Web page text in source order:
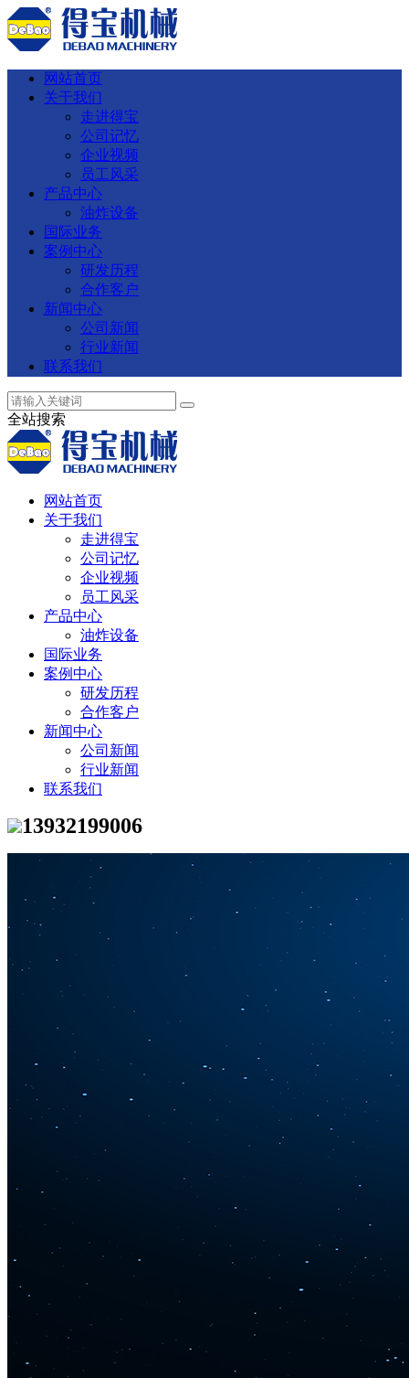
网站首页
关于我们
走进得宝
公司记忆
企业视频
员工风采
产品中心
油炸设备
国际业务
案例中心
研发历程
合作客户
新闻中心
公司新闻
行业新闻
联系我们
全站搜索
网站首页
关于我们
走进得宝
公司记忆
企业视频
员工风采
产品中心
油炸设备
国际业务
案例中心
研发历程
合作客户
新闻中心
公司新闻
行业新闻
联系我们
13932199006